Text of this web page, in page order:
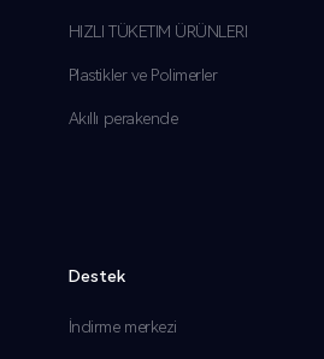
HIZLI TÜKETIM ÜRÜNLERI
Plastikler ve Polimerler
Akıllı perakende
Destek
İndirme merkezi